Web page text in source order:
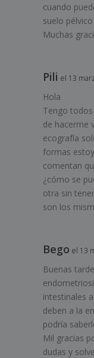
cuando
suelo
Muchas
Pili el 13
Hola
Tengo
de hacerme
ecografía
formas
comentan
¿cómo se
otra sin
son los
Bego el 13
Buenas
intestinales
deben a la
podría
Mil gracias
dudas y